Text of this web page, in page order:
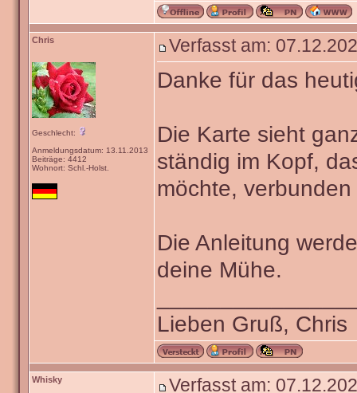
Chris
Geschlecht:
Anmeldungsdatum: 13.11.2013
Beiträge: 4412
Wohnort: Schl.-Holst.
Verfasst am:
Danke für das
Die Karte sieht
ständig im Kopf,
möchte,
Die Anleitung
deine Mühe.
Lieben Gruß, Chris
Whisky Verfasst am: